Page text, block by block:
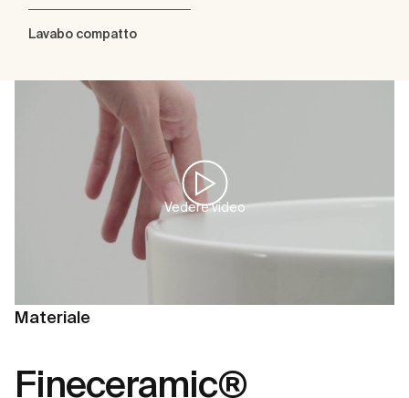
Lavabo compatto
Vedere video
Materiale
Fineceramic®